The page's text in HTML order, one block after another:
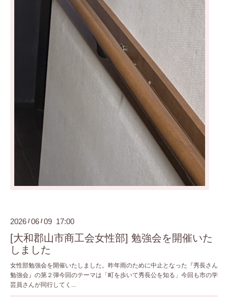
2026 /06 /09 17:00
[大和郡山市商工会女性部] 勉強会を開催いた
しました
女性部勉強会を開催いたしました。昨年雨のために中止となった『秀長さん
勉強会』の第２弾今回のテーマは「町を歩いて秀長公を知る」今回も市の学
芸員さんが同行してく...